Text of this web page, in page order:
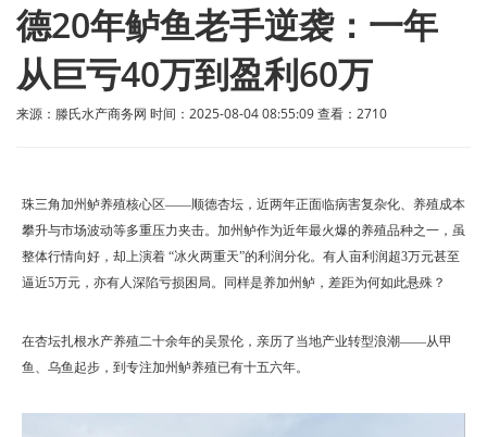
德20年鲈鱼老手逆袭：一年
从巨亏40万到盈利60万
来源：滕氏水产商务网 时间：2025-08-04 08:55:09 查看： 2710
珠三角加州鲈养殖核心区——顺德杏坛，近两年正面临病害复杂化、养殖成本
攀升与市场波动等多重压力夹击。加州鲈作为近年最火爆的养殖品种之一，虽
整体行情向好，却上演着 “冰火两重天”的利润分化。有人亩利润超3万元甚至
逼近5万元，亦有人深陷亏损困局。同样是养加州鲈，差距为何如此悬殊？
在杏坛扎根水产养殖二十余年的吴景伦，亲历了当地产业转型浪潮——从甲
鱼、乌鱼起步，到专注加州鲈养殖已有十五六年。